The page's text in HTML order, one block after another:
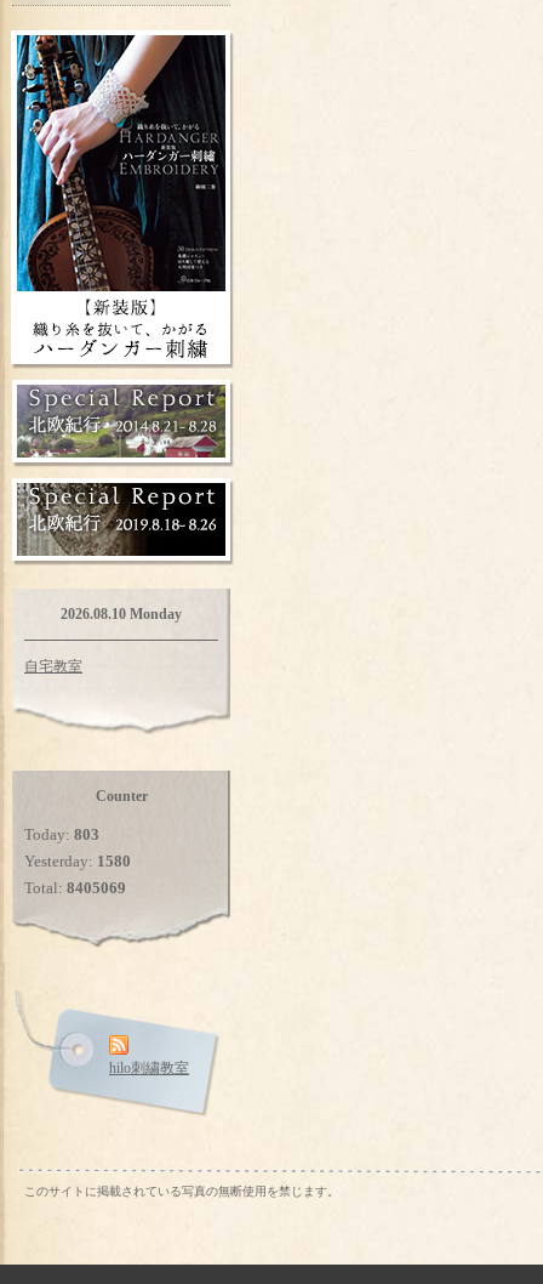
2026.08.10 Monday
自宅教室
Counter
Today: 803
Yesterday: 1580
Total: 8405069
hilo刺繍教室
このサイトに掲載されている写真の無断使用を禁じます。